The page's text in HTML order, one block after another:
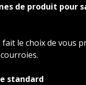
de produit pour
fait le choix de vous
standard